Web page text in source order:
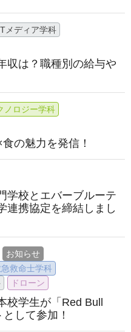
メディア学科
収は？職種別の給与や
ノロジー学科
の魅力を発信！
学校とエバーブルーテ
連携協定を締結しまし
お知らせ
救命士学科
ドローン
校学生が「Red Bull
して参加！